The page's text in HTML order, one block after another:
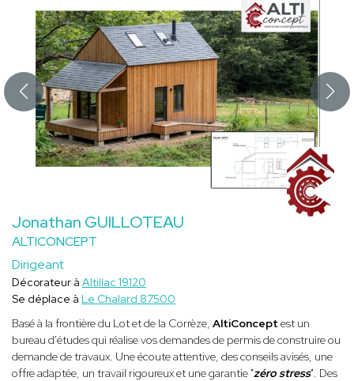
Jonathan GUILLOTEAU
ALTICONCEPT
Dirigeant
Décorateur à Altillac 19120
Se déplace à Le Chalard 87500
Basé à la frontière du Lot et de la Corrèze, AltiConcept est un
bureau d'études qui réalise vos demandes de permis de construire ou
demande de travaux. Une écoute attentive, des conseils avisés, une
offre adaptée, un travail rigoureux et une garantie "zéro stress". Des